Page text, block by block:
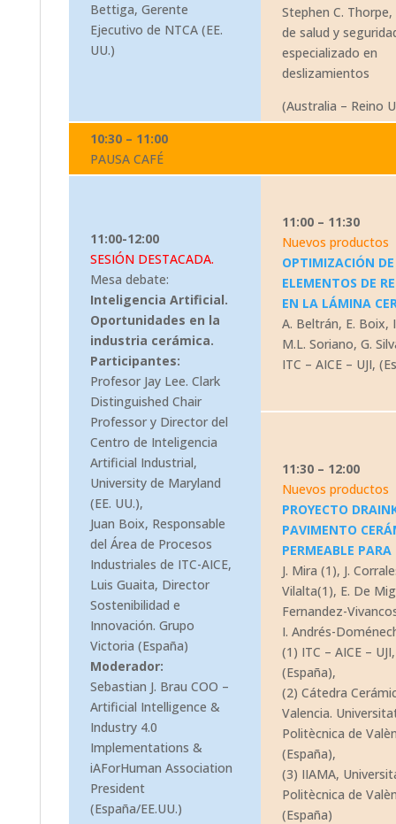
Bettiga, Gerente
Ejecutivo de NTCA (EE.
UU.)
Stephen C.
de salud y
especializado en
deslizamientos
(Australia – Reino
10:30 – 11:00
PAUSA CAFÉ
11:00-12:00
SESIÓN DESTACADA.
Mesa debate:
Inteligencia Artificial.
Oportunidades en la
industria cerámica.
Participantes:
Profesor Jay Lee. Clark
Distinguished Chair
Professor y Director del
Centro de Inteligencia
Artificial Industrial,
University de Maryland
(EE. UU.),
Juan Boix, Responsable
del Área de Procesos
Industriales de ITC-AICE,
Luis Guaita, Director
Sostenibilidad e
Innovación. Grupo
Victoria (España)
Moderador:
Sebastian J. Brau COO –
Artificial Intelligence &
Industry 4.0
Implementations &
iAForHuman Association
President
(España/EE.UU.)
11:00 – 11:30
Nuevos productos
OPTIMIZACIÓN
ELEMENTOS DE
EN LA LÁMINA
A. Beltrán, E. Boix,
M.L. Soriano, G.
ITC – AICE – UJI,
11:30 – 12:00
Nuevos productos
PROYECTO
PAVIMENTO
PERMEABLE PARA
J. Mira (1), J.
Vilalta(1), E. De
Fernandez-
I. Andrés-
(1) ITC – AICE – UJI,
(España),
(2) Cátedra
Valencia.
Politècnica de
(España),
(3) IIAMA,
Politècnica de
(España)